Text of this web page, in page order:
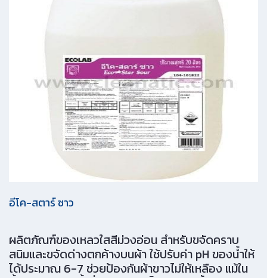
อีโค-สตาร์ ซาว
ผลิตภัณฑ์ของเหลวใสสีม่วงอ่อน สำหรับขจัดคราบ
สนิมและขจัดด่างตกค้างบนผ้า ใช้ปรับค่า pH ของน้ำให้
ได้ประมาณ 6-7 ช่วยป้องกันผ้าขาวไม่ให้เหลือง แม้ใน